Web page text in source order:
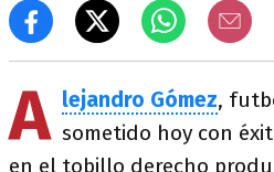
A lejandro Gómez,
sometido hoy con
en el tobillo derecho